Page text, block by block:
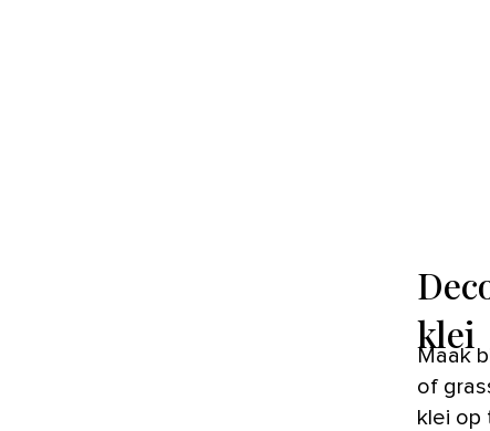
klei
Maak
of
klei op